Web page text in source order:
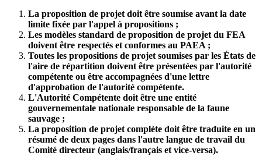
La proposition de projet doit être soumise avant la date
limite fixée par l'appel à propositions ;
Les modèles standard de proposition de projet du FEA
doivent être respectés et conformes au PAEA ;
Toutes les propositions de projet soumises par les États de
l'aire de répartition doivent être présentées par l'autorité
compétente ou être accompagnées d'une lettre
d'approbation de l'autorité compétente.
L'Autorité Compétente doit être une entité
gouvernementale nationale responsable de la faune
sauvage ;
La proposition de projet complète doit être traduite en un
résumé de deux pages dans l'autre langue de travail du
Comité directeur (anglais/français et vice-versa).